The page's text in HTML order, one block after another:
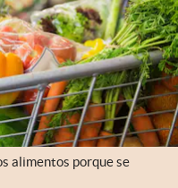
alimentos porque se